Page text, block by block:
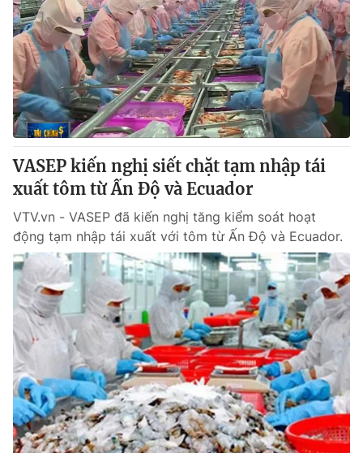
VASEP kiến nghị siết chặt tạm nhập tái
xuất tôm từ Ấn Độ và Ecuador
VTV.vn - VASEP đã kiến nghị tăng kiểm soát hoạt
động tạm nhập tái xuất với tôm từ Ấn Độ và Ecuador.